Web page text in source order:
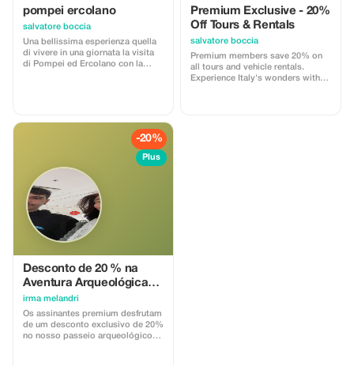
pompei ercolano
salvatore boccia
Una bellissima esperienza quella
di vivere in una giornata la visita
di Pompei ed Ercolano con la
Premium Exclusive - 20%
Off Tours & Rentals
salvatore boccia
Premium members save 20% on
all tours and vehicle rentals.
Experience Italy's wonders with
-20%
Plus
Desconto de 20 % na
Aventura Arqueológica
Premium
irma melandri
Os assinantes premium desfrutam
de um desconto exclusivo de 20%
no nosso passeio arqueológico